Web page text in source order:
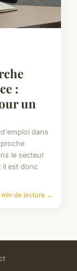
:
un
dans
le secteur
il est donc
min de lecture →